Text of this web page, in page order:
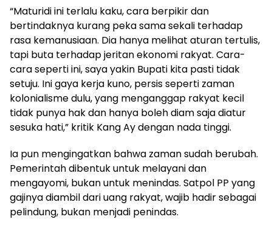
“Maturidi ini terlalu kaku, cara berpikir dan
bertindaknya kurang peka sama sekali terhadap
rasa kemanusiaan. Dia hanya melihat aturan tertulis,
tapi buta terhadap jeritan ekonomi rakyat. Cara-
cara seperti ini, saya yakin Bupati kita pasti tidak
setuju. Ini gaya kerja kuno, persis seperti zaman
kolonialisme dulu, yang menganggap rakyat kecil
tidak punya hak dan hanya boleh diam saja diatur
sesuka hati,” kritik Kang Ay dengan nada tinggi.
Ia pun mengingatkan bahwa zaman sudah berubah.
Pemerintah dibentuk untuk melayani dan
mengayomi, bukan untuk menindas. Satpol PP yang
gajinya diambil dari uang rakyat, wajib hadir sebagai
pelindung, bukan menjadi penindas.